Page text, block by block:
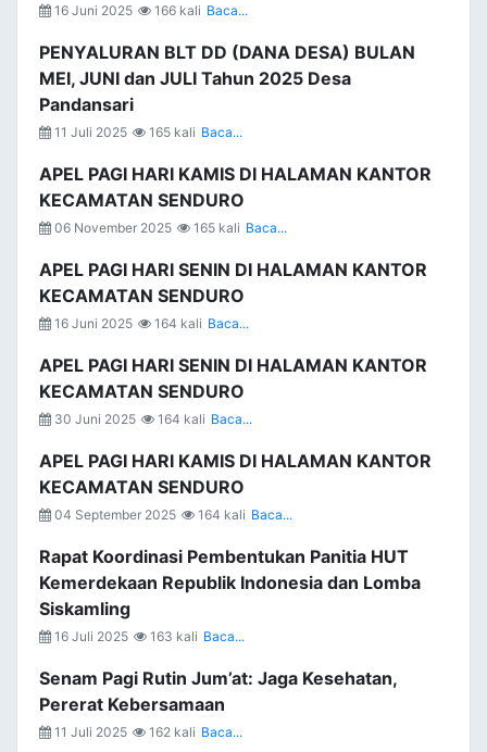
16 Juni 2025 166 kali Baca...
PENYALURAN BLT DD (DANA DESA) BULAN
MEI, JUNI dan JULI Tahun 2025 Desa
Pandansari
11 Juli 2025 165 kali Baca...
APEL PAGI HARI KAMIS DI HALAMAN KANTOR
KECAMATAN SENDURO
06 November 2025 165 kali Baca...
APEL PAGI HARI SENIN DI HALAMAN KANTOR
KECAMATAN SENDURO
16 Juni 2025 164 kali Baca...
APEL PAGI HARI SENIN DI HALAMAN KANTOR
KECAMATAN SENDURO
30 Juni 2025 164 kali Baca...
APEL PAGI HARI KAMIS DI HALAMAN KANTOR
KECAMATAN SENDURO
04 September 2025 164 kali Baca...
Rapat Koordinasi Pembentukan Panitia HUT
Kemerdekaan Republik Indonesia dan Lomba
Siskamling
16 Juli 2025 163 kali Baca...
Senam Pagi Rutin Jum’at: Jaga Kesehatan,
Pererat Kebersamaan
11 Juli 2025 162 kali Baca...